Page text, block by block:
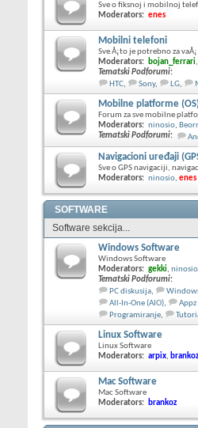
Sve o fiksnoj i mobilnoj
Moderators: enes
Mobilni telefoni
Sve Å¡to je potrebno za
Moderators: bojan_ferrari,
Tematski Podforumi:
HTC, Sony, LG,
Mobilne platforme
Forum za sve mobilne
Moderators: ninosio,
Tematski Podforumi:
Navigacioni uređaji
Sve o GPS navigaciji,
Moderators: ninosio, enes
SOFTWARE
Software sekcija...
Windows Software
Windows Software
Moderators: gekki, ninosio
Tematski Podforumi:
PC diskusija,
All-In-One (AIO),
Programiranje,
Linux Software
Linux Software
Moderators: arpix, brankoz
Mac Software
Mac Software
Moderators: brankoz